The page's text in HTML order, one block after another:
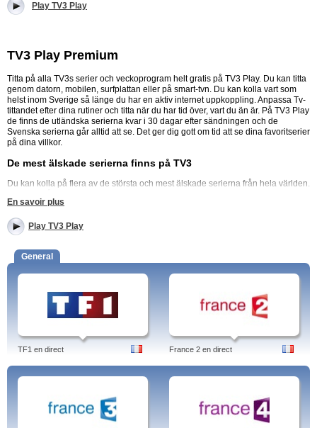
Play TV3 Play
TV3 Play Premium
Titta på alla TV3s serier och veckoprogram helt gratis på TV3 Play. Du kan titta
genom datorn, mobilen, surfplattan eller på smart-tvn. Du kan kolla vart som
helst inom Sverige så länge du har en aktiv internet uppkoppling. Anpassa Tv-
tittandet efter dina rutiner och titta när du har tid över, vart du än är. På TV3 Play
de finns de utländska serierna kvar i 30 dagar efter sändningen och de
Svenska serierna går alltid att se. Det ger dig gott om tid att se dina favoritserier
på dina villkor.
De mest älskade serierna finns på TV3
Du kan kolla på flera av de största och mest älskade serierna från hela världen.
tillsammans med FBI jagar ner de värsta brottslingarna på planeten. Du kan se
hela säsonger av Svenska serier som Paradise Hotel, Svenska hollywoodfruar
och Bonde söker fru.Du kan också se Efterlyst som i många år tagit upp
brottshändelser och tack vare tips från Svenska folket hjälpt polisen med att
lösa många brottsfall. Titta på TV3s program när du vill gratis!
Webb-tv play - TV3 Play
manliga koden, eSport, Extra Extra, Extramaterial, Falling skies, Fantastiska
nöjen, Final Offer, Flygkraschen i Ishavet, Frantzén styr upp, Fredagskocken,
Frestad, Förrådsfyndarna, Graveyard Carz, Guds hus, Guldfeber, Gumball
3000 med Erik och Mackan, Göta Kanal,, Hasselhoff - en svensk talkshow,
Havets mat, Heartbeats, Heartbeats, Hell on wheels, Hell's kitchen, Herre på
Tags: tv3, os, blogg, tablå, efterlyst, top model, talang, revenge, play efterlyst,
viaplay, premium, tv3, app, tv3 live, revenge, tv3 play, stalkers, serierna, app
En savoir plus
Play TV3 Play
General
TF1 en direct France 2 en direct